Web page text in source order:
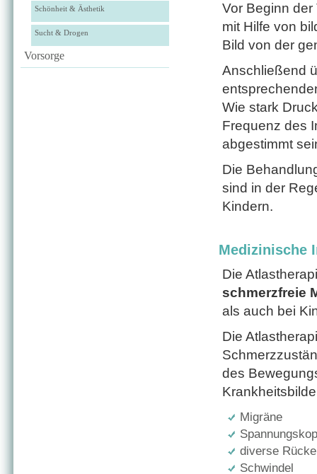
Schönheit & Ästhetik
Sucht & Drogen
Vorsorge
Vor Beginn
mit Hilfe von
Bild von der
Anschließend
Wie stark
Frequenz des
abgestimmt
Die
sind in der
Kindern.
Medizinische
Die
schmerzfreie
als auch bei
Die
des
Migräne
diverse
Schwindel